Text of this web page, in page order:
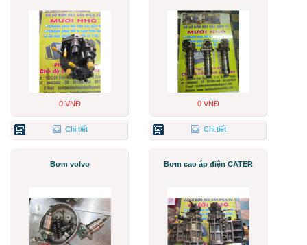
0 VNĐ
Chi tiết
0 VNĐ
Chi tiết
Bơm volvo Bơm cao áp điện CATER